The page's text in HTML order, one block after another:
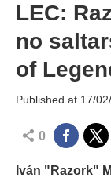
MGG
LEC:
no
of
Published at 17/
0
Iván "Razork"